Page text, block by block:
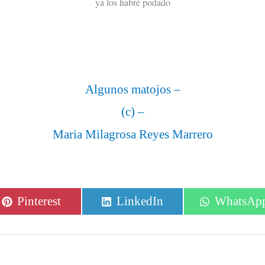
Algunos matojos –
(c) –
Maria Milagrosa Reyes Marrero
Compartir
en
Pinterest
Compartir
en
LinkedIn
Compartir
en